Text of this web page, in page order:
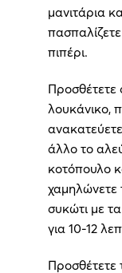
μανιτάρια
πιπέρι.
Προσθέτετε
λουκάνικο,
άλλο το
κοτόπουλο
χαμηλώνετε
συκώτι με
για 10-12
Προσθέτετε